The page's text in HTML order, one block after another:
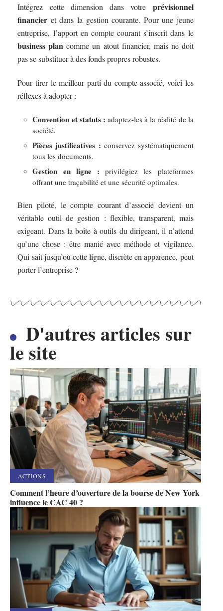
Intégrez cette dimension dans votre prévisionnel
financier et dans la gestion courante. Pour une jeune
entreprise, l’apport en compte courant s’inscrit dans le
business plan comme un atout financier, mais ne doit
pas se substituer à des fonds propres robustes.
Pour tirer le meilleur parti du compte associé, voici les
réflexes à adopter :
Convention et statuts : adaptez-les à la réalité de la
société.
Pièces justificatives : conservez systématiquement
tous les documents.
Gestion en ligne : privilégiez les plateformes
offrant une traçabilité et une sécurité optimales.
Bien piloté, le compte courant d’associé devient un
véritable outil de gestion : flexible, transparent, mais
exigeant. Dans la boîte à outils du dirigeant, il n’attend
qu’une chose : être manié avec méthode et vigilance.
Qui sait jusqu’où cette ligne, discrète en apparence, peut
porter l’entreprise ?
D'autres articles sur
le site
ACTIONS
Comment l’heure d’ouverture de la bourse de New York
influence le CAC 40 ?